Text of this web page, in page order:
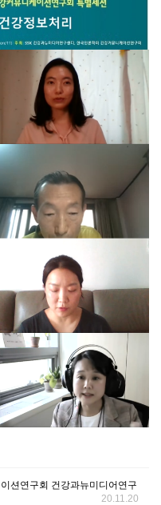
션연구회 건강과뉴미디어연구
20.11.20